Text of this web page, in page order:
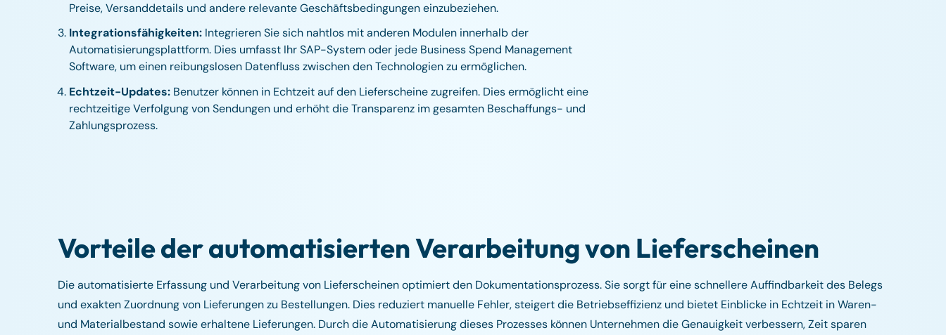
Preise, Versanddetails und andere relevante Geschäftsbedingungen einzubeziehen.
Integrationsfähigkeiten: Integrieren Sie sich nahtlos mit anderen Modulen innerhalb der
Automatisierungsplattform. Dies umfasst Ihr SAP-System oder jede Business Spend Management
Software, um einen reibungslosen Datenfluss zwischen den Technologien zu ermöglichen.
Echtzeit-Updates: Benutzer können in Echtzeit auf den Lieferscheine zugreifen. Dies ermöglicht eine
rechtzeitige Verfolgung von Sendungen und erhöht die Transparenz im gesamten Beschaffungs- und
Zahlungsprozess.
Vorteile der automatisierten Verarbeitung von Lieferscheinen
Die automatisierte Erfassung und Verarbeitung von Lieferscheinen optimiert den Dokumentationsprozess. Sie sorgt für eine schnellere Auffindbarkeit des Belegs
und exakten Zuordnung von Lieferungen zu Bestellungen. Dies reduziert manuelle Fehler, steigert die Betriebseffizienz und bietet Einblicke in Echtzeit in Waren-
und Materialbestand sowie erhaltene Lieferungen. Durch die Automatisierung dieses Prozesses können Unternehmen die Genauigkeit verbessern, Zeit sparen